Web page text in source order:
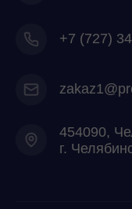
+7 (727)
454090,
г.